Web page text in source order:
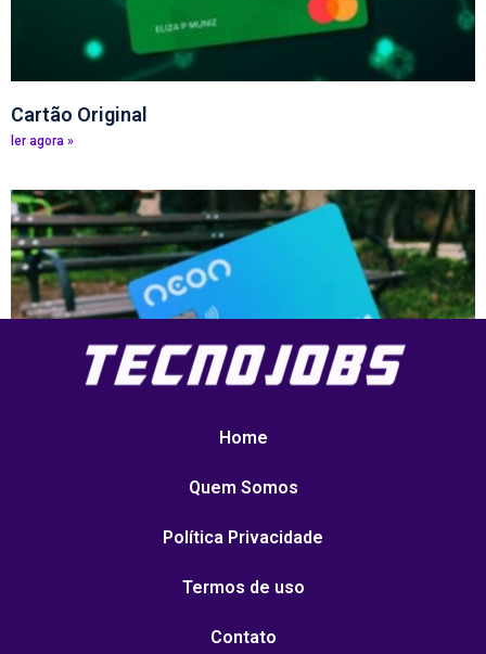
Cartão Original
ler agora »
Home
Quem Somos
Política Privacidade
Termos de uso
Contato